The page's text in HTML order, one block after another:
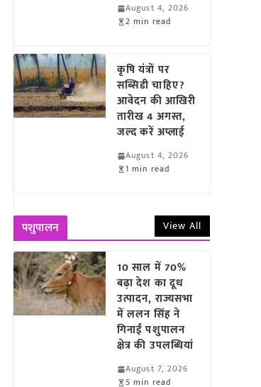
August 4, 2026
2 min read
कृषि यंत्रों पर
सब्सिडी चाहिए?
आवेदन की आखिरी
तारीख 4 अगस्त,
जल्द करें अप्लाई
August 4, 2026
1 min read
पशुपालन View All
10 साल में 70%
बढ़ा देश का दूध
उत्पादन, राज्यसभा
में ललन सिंह ने
गिनाईं पशुपालन
क्षेत्र की उपलब्धियां
August 7, 2026
5 min read